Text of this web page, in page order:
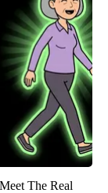
The Real